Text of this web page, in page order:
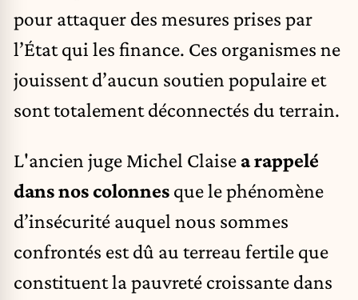
pour attaquer des mesures prises par
l’État qui les finance. Ces organismes ne
jouissent d’aucun soutien populaire et
sont totalement déconnectés du terrain.
L'ancien juge Michel Claise a rappelé
dans nos colonnes que le phénomène
d’insécurité auquel nous sommes
confrontés est dû au terreau fertile que
constituent la pauvreté croissante dans